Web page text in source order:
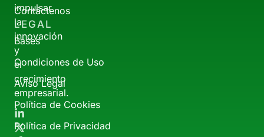
impulsar
la
innovación
y
el
crecimiento
empresarial.
Contáctenos
LEGAL
Bases
Condiciones de Uso
Aviso Legal
Política de Cookies
Política de Privacidad